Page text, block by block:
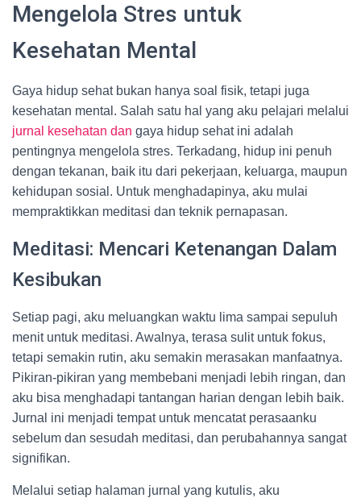
Mengelola Stres untuk
Kesehatan Mental
Gaya hidup sehat bukan hanya soal fisik, tetapi juga
kesehatan mental. Salah satu hal yang aku pelajari melalui
jurnal kesehatan dan gaya hidup sehat ini adalah
pentingnya mengelola stres. Terkadang, hidup ini penuh
dengan tekanan, baik itu dari pekerjaan, keluarga, maupun
kehidupan sosial. Untuk menghadapinya, aku mulai
mempraktikkan meditasi dan teknik pernapasan.
Meditasi: Mencari Ketenangan Dalam
Kesibukan
Setiap pagi, aku meluangkan waktu lima sampai sepuluh
menit untuk meditasi. Awalnya, terasa sulit untuk fokus,
tetapi semakin rutin, aku semakin merasakan manfaatnya.
Pikiran-pikiran yang membebani menjadi lebih ringan, dan
aku bisa menghadapi tantangan harian dengan lebih baik.
Jurnal ini menjadi tempat untuk mencatat perasaanku
sebelum dan sesudah meditasi, dan perubahannya sangat
signifikan.
Melalui setiap halaman jurnal yang kutulis, aku